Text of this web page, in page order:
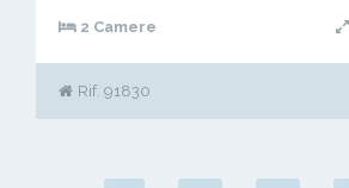
2 Camere
Rif. 91830